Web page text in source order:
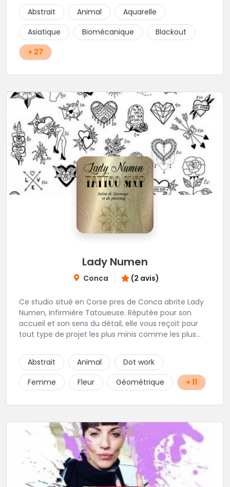
qui a travaillé dans plusieurs boutiques de la ville
avant de rejoindre notre équipe. La boutique
accueille plusieurs artistes tatoueurs en tant que
guests tout au long de l'année afin de proposer
d'autres styles.
Abstrait Animal
Aquarelle
Asiatique
Biomécanique
Blackout
+ 27
Lady Numen
Conca (2 avis)
Ce studio situé en Corse pres de Conca abrite Lady
Numen, Infirmière Tatoueuse. Réputée pour son
accueil et son sens du détail, elle vous reçoit pour
tout type de projet les plus minis comme les plus
Abstrait
Animal
Dot work
Femme
Fleur Géométrique + 11